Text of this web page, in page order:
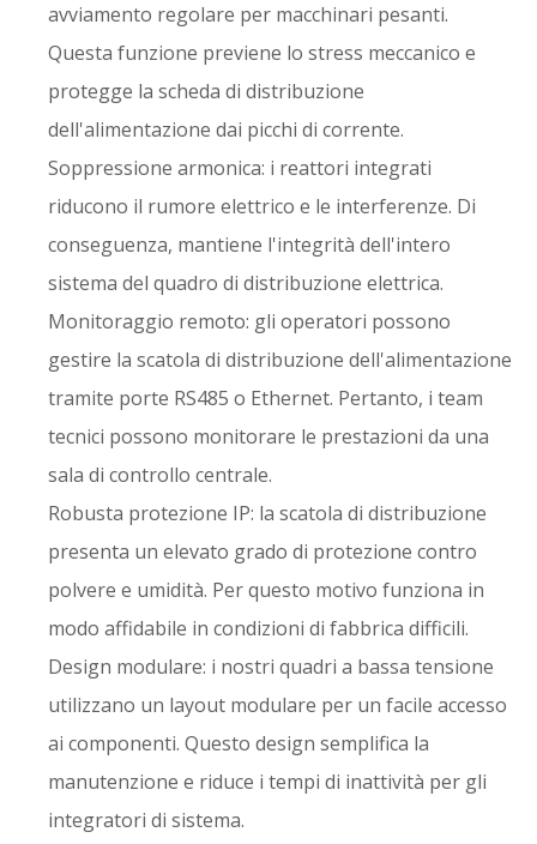
avviamento regolare per macchinari pesanti.
Questa funzione previene lo stress meccanico e
protegge la scheda di distribuzione
dell'alimentazione dai picchi di corrente.
Soppressione armonica: i reattori integrati
riducono il rumore elettrico e le interferenze. Di
conseguenza, mantiene l'integrità dell'intero
sistema del quadro di distribuzione elettrica.
Monitoraggio remoto: gli operatori possono
gestire la scatola di distribuzione dell'alimentazione
tramite porte RS485 o Ethernet. Pertanto, i team
tecnici possono monitorare le prestazioni da una
sala di controllo centrale.
Robusta protezione IP: la scatola di distribuzione
presenta un elevato grado di protezione contro
polvere e umidità. Per questo motivo funziona in
modo affidabile in condizioni di fabbrica difficili.
Design modulare: i nostri quadri a bassa tensione
utilizzano un layout modulare per un facile accesso
ai componenti. Questo design semplifica la
manutenzione e riduce i tempi di inattività per gli
integratori di sistema.